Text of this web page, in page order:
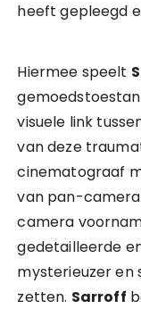
heeft gepleegd
Hiermee speelt
visuele link
van deze
cinematograaf
van pan-
camera
gedetailleerde
mysterieuzer en
zetten. Sarroff